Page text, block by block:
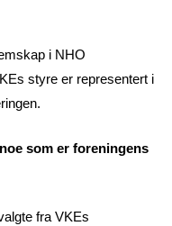
i NHO
styre er representert i
som er foreningens
fra VKEs